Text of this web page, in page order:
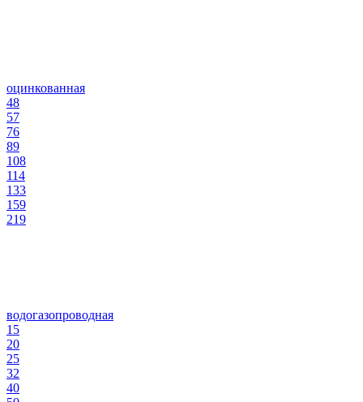
оцинкованная
48
57
76
89
108
114
133
159
219
водогазопроводная
15
20
25
32
40